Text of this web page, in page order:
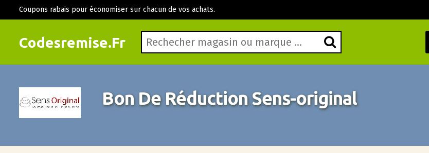
Codesremise.Fr
Coupons rabais pour économiser sur chacun de vos achats.
Bon De Réduction Sens-original